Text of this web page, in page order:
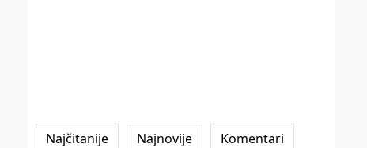
Najčitanije Najnovije Komentari